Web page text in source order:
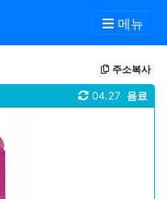
메뉴
주소복사
음료
04.27